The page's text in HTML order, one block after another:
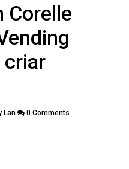
Corelle
criar
Lan 0 Comments